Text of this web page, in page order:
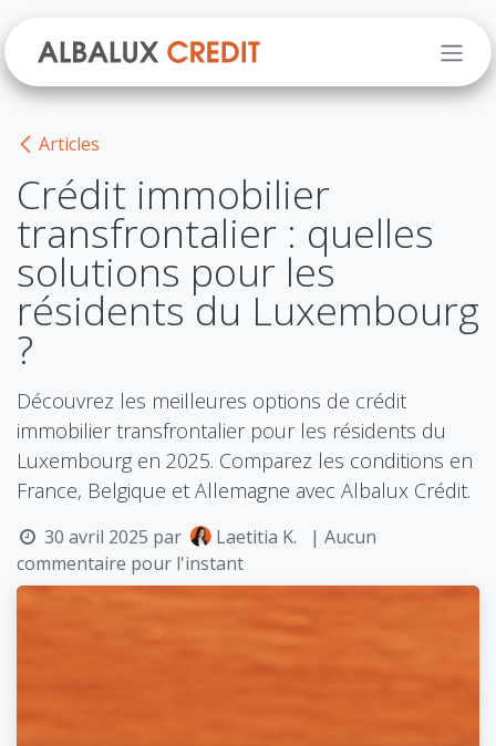
Articles
Crédit immobilier
transfrontalier : quelles
solutions pour les
résidents du Luxembourg
?
Découvrez les meilleures options de crédit
immobilier transfrontalier pour les résidents du
Luxembourg en 2025. Comparez les conditions en
France, Belgique et Allemagne avec Albalux Crédit.​
30 avril 2025 par Laetitia K.
| Aucun
commentaire pour l'instant